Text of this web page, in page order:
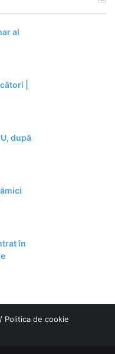
al
|
după
în
/ Politica de cookie